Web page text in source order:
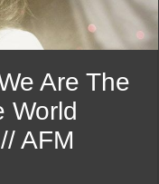
Are The
World
AFM